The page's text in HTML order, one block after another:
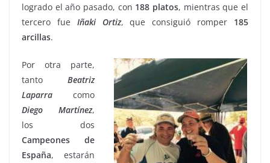
logrado el año pasado, con 188 platos, mientras que el
tercero fue Iñaki Ortiz, que consiguió romper 185
arcillas.
Por otra parte,
tanto Beatriz
Laparra como
Diego Martínez,
los dos
Campeones de
España, estarán